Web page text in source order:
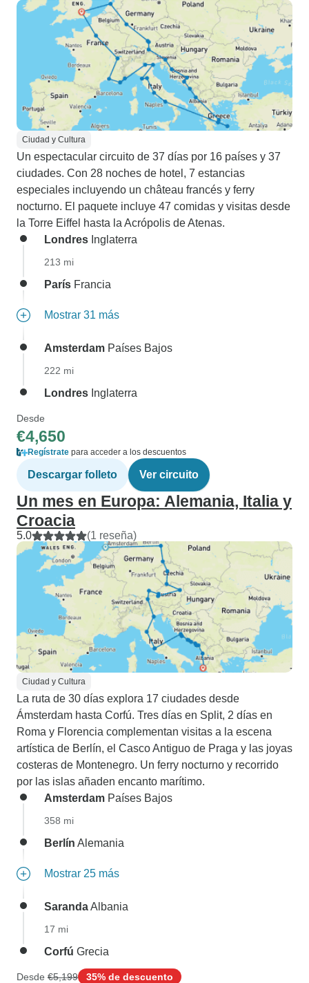
Ciudad y Cultura
Un espectacular circuito de 37 días por 16 países y 37
ciudades. Con 28 noches de hotel, 7 estancias
especiales incluyendo un château francés y ferry
nocturno. El paquete incluye 47 comidas y visitas desde
la Torre Eiffel hasta la Acrópolis de Atenas.
Londres Inglaterra
213 mi
París Francia
Mostrar 31 más
Amsterdam Países Bajos
222 mi
Londres Inglaterra
Desde
€4,650
Regístrate para acceder a los descuentos
Descargar folleto Ver circuito
Un mes en Europa: Alemania, Italia y
Croacia
5.0 (1 reseña)
Ciudad y Cultura
La ruta de 30 días explora 17 ciudades desde
Ámsterdam hasta Corfú. Tres días en Split, 2 días en
Roma y Florencia complementan visitas a la escena
artística de Berlín, el Casco Antiguo de Praga y las joyas
costeras de Montenegro. Un ferry nocturno y recorrido
por las islas añaden encanto marítimo.
Amsterdam Países Bajos
358 mi
Berlín Alemania
Mostrar 25 más
SarandaAlbania
17 mi
Corfú Grecia
Desde €5,199 35% de descuento